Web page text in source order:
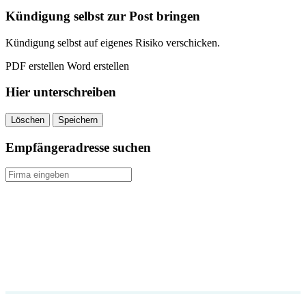
Kündigung selbst zur Post bringen
Kündigung selbst auf eigenes Risiko verschicken.
PDF erstellen Word erstellen
Hier unterschreiben
Löschen Speichern
Empfängeradresse suchen